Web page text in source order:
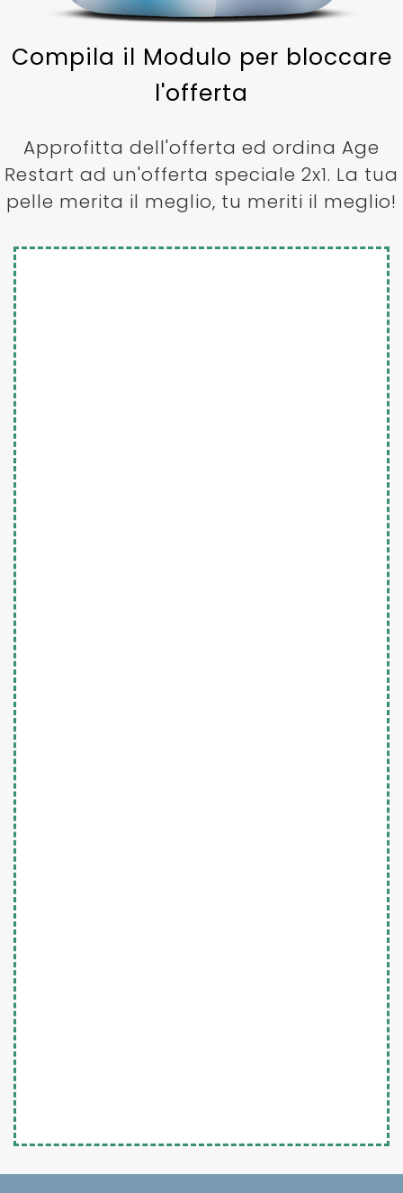
Compila il Modulo per bloccare
l'offerta
Approfitta dell'offerta ed ordina Age
Restart ad un'offerta speciale 2x1. La tua
pelle merita il meglio, tu meriti il meglio!